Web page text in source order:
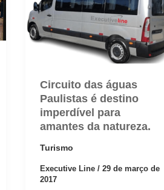
Circuito das águas
Paulistas é destino
imperdível para
amantes da natureza.
Turismo
Executive Line/29 de março de
2017